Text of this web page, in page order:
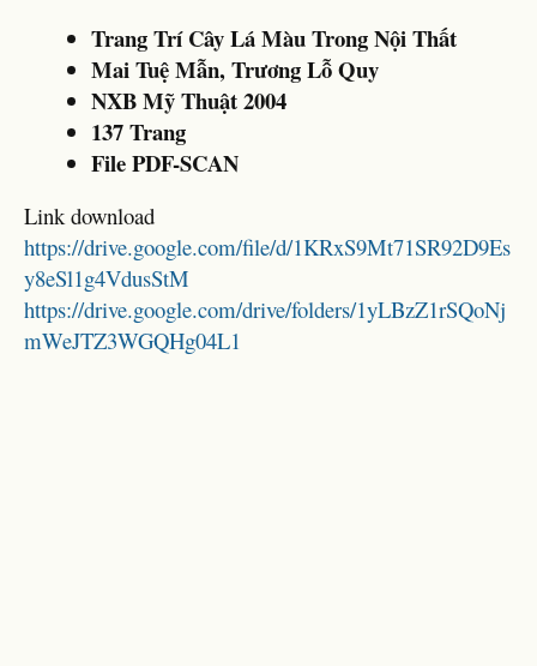
Trang Trí Cây Lá Màu Trong Nội Thất
Mai Tuệ Mẫn, Trương Lỗ Quy
NXB Mỹ Thuật 2004
137 Trang
File PDF-SCAN
Link download
https://drive.google.com/file/d/1KRxS9Mt71SR92D9Es
y8eSl1g4VdusStM
https://drive.google.com/drive/folders/1yLBzZ1rSQoNj
mWeJTZ3WGQHg04L1